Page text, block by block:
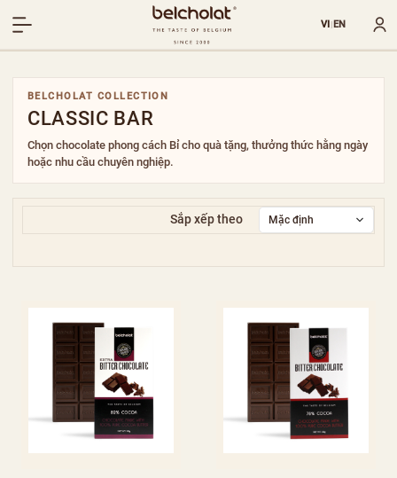
VI|EN
BELCHOLAT COLLECTION
CLASSIC BAR
Chọn chocolate phong cách Bỉ cho quà tặng, thưởng thức hằng ngày
hoặc nhu cầu chuyên nghiệp.
Sắp xếp theo Mặc định